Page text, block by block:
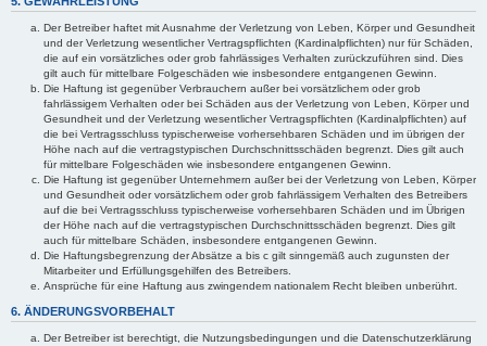
Der Betreiber haftet mit Ausnahme der Verletzung von Leben, Körper und Gesundheit
und der Verletzung wesentlicher Vertragspflichten (Kardinalpflichten) nur für Schäden,
die auf ein vorsätzliches oder grob fahrlässiges Verhalten zurückzuführen sind. Dies
gilt auch für mittelbare Folgeschäden wie insbesondere entgangenen Gewinn.
Die Haftung ist gegenüber Verbrauchern außer bei vorsätzlichem oder grob
fahrlässigem Verhalten oder bei Schäden aus der Verletzung von Leben, Körper und
Gesundheit und der Verletzung wesentlicher Vertragspflichten (Kardinalpflichten) auf
die bei Vertragsschluss typischerweise vorhersehbaren Schäden und im übrigen der
Höhe nach auf die vertragstypischen Durchschnittsschäden begrenzt. Dies gilt auch
für mittelbare Folgeschäden wie insbesondere entgangenen Gewinn.
Die Haftung ist gegenüber Unternehmern außer bei der Verletzung von Leben, Körper
und Gesundheit oder vorsätzlichem oder grob fahrlässigem Verhalten des Betreibers
auf die bei Vertragsschluss typischerweise vorhersehbaren Schäden und im Übrigen
der Höhe nach auf die vertragstypischen Durchschnittsschäden begrenzt. Dies gilt
auch für mittelbare Schäden, insbesondere entgangenen Gewinn.
Die Haftungsbegrenzung der Absätze a bis c gilt sinngemäß auch zugunsten der
Mitarbeiter und Erfüllungsgehilfen des Betreibers.
Ansprüche für eine Haftung aus zwingendem nationalem Recht bleiben unberührt.
6. ÄNDERUNGSVORBEHALT
Der Betreiber ist berechtigt, die Nutzungsbedingungen und die Datenschutzerklärung